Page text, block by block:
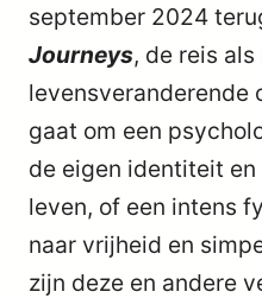
september 2024
Journeys, de reis
levensveranderende
gaat om een
de eigen identiteit
leven, of een intens
naar vrijheid en
zijn deze en andere